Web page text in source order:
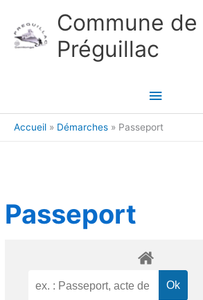
Commune de
Préguillac
Menu
principal
Accueil Démarches Passeport
Passeport